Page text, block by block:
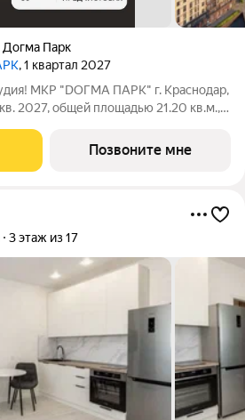
Догма Парк
, 1 квартал 2027
МКР "DОГМА ПАРК" г. Краснодар,
2027, общей площадью 21.20 кв.м.,
архитектуру современного
Позвоните мне
3 этаж из 17